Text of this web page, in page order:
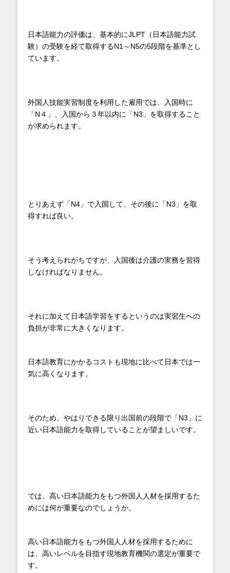
日本語能力の評価は、基本的にJLPT（日本語能力試
験）の受験を経て取得するN1～N5の5段階を基準とし
ています。
外国人技能実習制度を利用した雇用では、入国時に
「N４」、入国から３年以内に「N3」を取得すること
が求められます。
とりあえず「N4」で入国して、その後に「N3」を取
得すれば良い。
そう考えられがちですが、入国後は介護の実務を習得
しなければなりません。
それに加えて日本語学習をするというのは実習生への
負担が非常に大きくなります。
日本語教育にかかるコストも現地に比べて日本では一
気に高くなります。
そのため、やはりできる限り出国前の段階で「N3」に
近い日本語能力を取得していることが望ましいです。
では、高い日本語能力をもつ外国人人材を採用するた
めには何が重要なのでしょうか。
高い日本語能力をもつ外国人人材を採用するために
は、高いレベルを目指す現地教育機関の選定が重要で
す。